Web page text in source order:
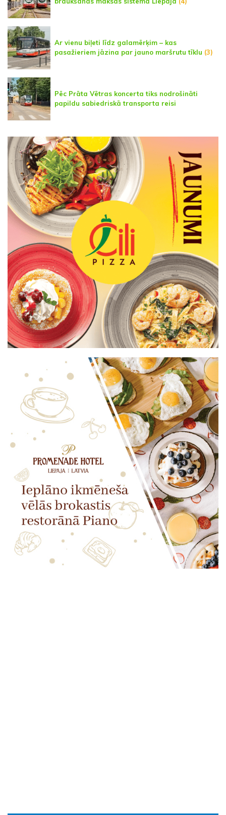
Ar vienu biļeti līdz galamērķim – kas
pasažieriem jāzina par jauno maršrutu tīklu (3)
Pēc Prāta Vētras koncerta tiks nodrošināti
papildu sabiedriskā transporta reisi